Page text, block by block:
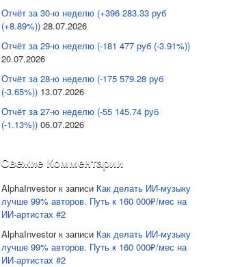
Отчёт за 30-ю неделю (+396 283.33 руб
(+8.89%)) 28.07.2026
Отчёт за 29-ю неделю (-181 477 руб (-3.91%))
20.07.2026
Отчёт за 28-ю неделю (-175 579.28 руб
(-3.65%)) 13.07.2026
Отчёт за 27-ю неделю (-55 145.74 руб
(-1.13%)) 06.07.2026
Свежие Комментарии
AlphaInvestorк записи Как делать ИИ-музыку
лучше 99% авторов. Путь к 160 000₽/мес на
ИИ-артистах #2
AlphaInvestorк записи Как делать ИИ-музыку
лучше 99% авторов. Путь к 160 000₽/мес на
ИИ-артистах #2